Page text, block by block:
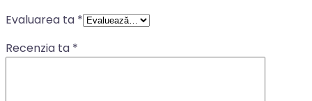
Evaluarea ta *
Recenzia ta *